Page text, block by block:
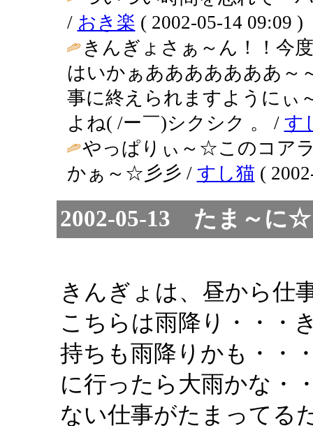
/ おき楽 ( 2002-05-14 09:09 )
きんぎょさぁ～ん！！今
はいかぁあああああああ～
事に終えられますようにぃ
よね( /ー￣)シクシク 。 / す
やっぱりぃ～☆このコア
かぁ～☆彡彡 / すし猫 (
2002-05-13 たま～
きんぎょは、昼から仕
こちらは雨降り・・・
持ちも雨降りかも・・
に行ったら大雨かな・
ない仕事がたまってる